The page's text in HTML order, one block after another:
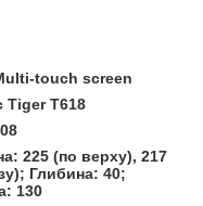
touch screen
Tiger T618
225 (по верху), 217
Глибина: 40;
130